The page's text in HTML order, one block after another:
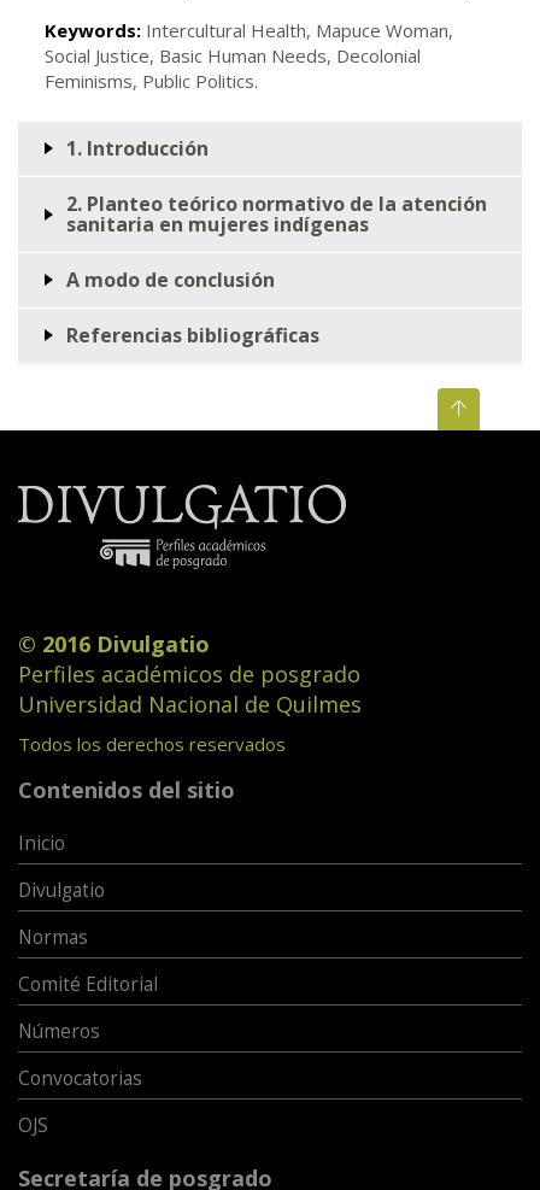
Keywords: Intercultural Health, Mapuce Woman,
Social Justice, Basic Human Needs, Decolonial
Feminisms, Public Politics.
1. Introducción
2. Planteo teórico normativo de la atención
sanitaria en mujeres indígenas
A modo de conclusión
Referencias bibliográficas
© 2016 Divulgatio
Perfiles académicos de posgrado
Universidad Nacional de Quilmes
Todos los derechos reservados
Contenidos del sitio
Inicio
Divulgatio
Normas
Comité Editorial
Números
Convocatorias
OJS
Secretaría de posgrado